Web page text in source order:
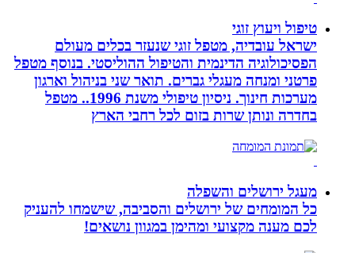
טיפול ויעוץ זוגי
ישראל עובדיה, מטפל זוגי שנעזר בכלים מעולם
הפסיכולוגיה הדינמית והטיפול ההוליסטי. בנוסף מטפל
פרטני ומנחה מעגלי גברים. תואר שני בניהול וארגון
מערכות חינוך. ניסיון טיפולי משנת 1996.. מטפל
בחדרה ונותן שרות בזום לכל רחבי הארץ
מעגל ירושלים והשפלה
כל המומחים של ירושלים והסביבה, שישמחו להעניק
לכם מענה מקצועי ומהימן במגוון נושאים!